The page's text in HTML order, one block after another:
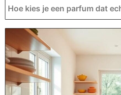
Hoe kies je een parfum dat